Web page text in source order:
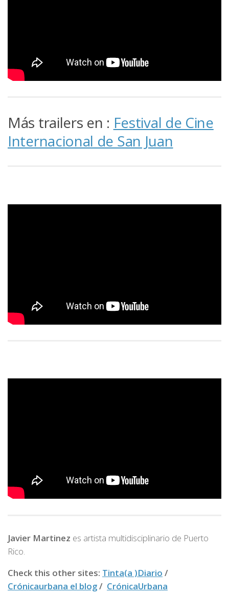
Más trailers en : Festival de Cine
Internacional de San Juan
Javier Martinez es artista multidisciplinario de Puerto
Rico.
Check this other sites: Tinta(a )Diario /
Crónicaurbana el blog/ CrónicaUrbana